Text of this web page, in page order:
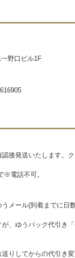
野口ビル1F
後発送いたします。
※電話不可。
メール(到着までに日
、ゆうパック代引き
りしてからの代引き